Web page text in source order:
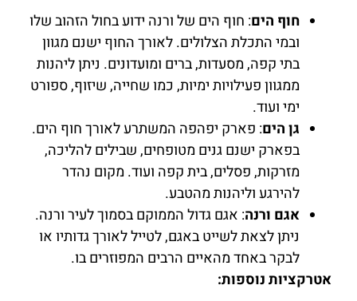
חוף הים: חוף הים של ורנה ידוע בחול הזהוב שלו
ובמי התכלת הצלולים. לאורך החוף ישנם מגוון
בתי קפה, מסעדות, ברים ומועדונים. ניתן ליהנות
ממגוון פעילויות ימיות, כמו שחייה, שיזוף, ספורט
ימי ועוד.
גן הים: פארק יפהפה המשתרע לאורך חוף הים.
בפארק ישנם גנים מטופחים, שבילים להליכה,
מזרקות, פסלים, בית קפה ועוד. מקום נהדר
להירגע וליהנות מהטבע.
אגם ורנה: אגם גדול הממוקם בסמוך לעיר ורנה.
ניתן לצאת לשייט באגם, לטייל לאורך גדותיו או
לבקר באחד מהאיים הרבים המפוזרים בו.
אטרקציות נוספות: